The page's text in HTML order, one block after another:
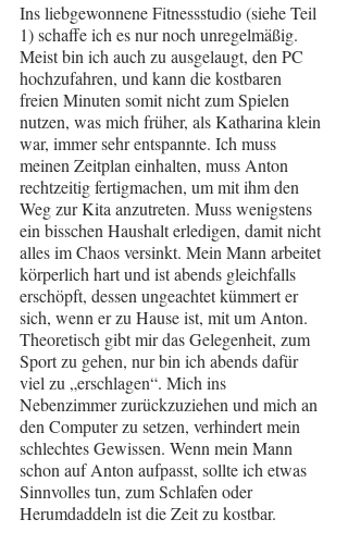
Ins liebgewonnene Fitnessstudio (siehe Teil
1) schaffe ich es nur noch unregelmäßig.
Meist bin ich auch zu ausgelaugt, den PC
hochzufahren, und kann die kostbaren
freien Minuten somit nicht zum Spielen
nutzen, was mich früher, als Katharina klein
war, immer sehr entspannte. Ich muss
meinen Zeitplan einhalten, muss Anton
rechtzeitig fertigmachen, um mit ihm den
Weg zur Kita anzutreten. Muss wenigstens
ein bisschen Haushalt erledigen, damit nicht
alles im Chaos versinkt. Mein Mann arbeitet
körperlich hart und ist abends gleichfalls
erschöpft, dessen ungeachtet kümmert er
sich, wenn er zu Hause ist, mit um Anton.
Theoretisch gibt mir das Gelegenheit, zum
Sport zu gehen, nur bin ich abends dafür
viel zu „erschlagen“. Mich ins
Nebenzimmer zurückzuziehen und mich an
den Computer zu setzen, verhindert mein
schlechtes Gewissen. Wenn mein Mann
schon auf Anton aufpasst, sollte ich etwas
Sinnvolles tun, zum Schlafen oder
Herumdaddeln ist die Zeit zu kostbar.